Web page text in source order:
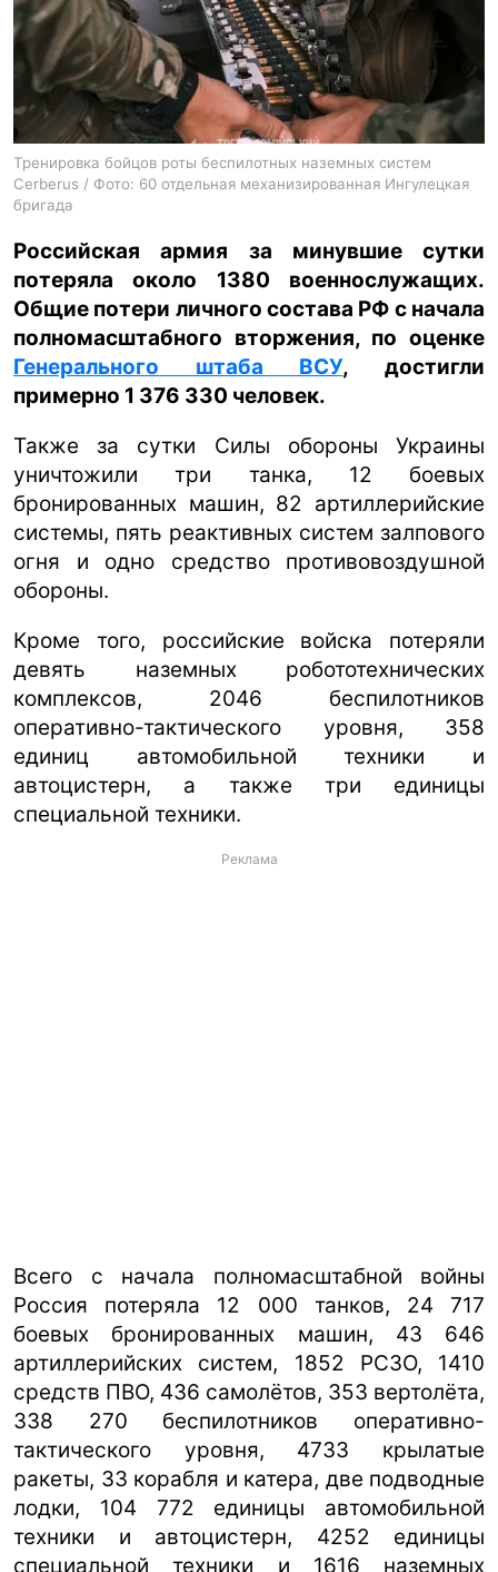
ua ru en
Тренировка бойцов роты беспилотных наземных систем
Cerberus / Фото: 60 отдельная механизированная Ингулецкая
бригада
Российская армия за минувшие сутки
потеряла около 1380 военнослужащих.
Общие потери личного состава РФ с начала
полномасштабного вторжения, по оценке
Генерального штаба ВСУ, достигли
примерно 1 376 330 человек.
Также за сутки Силы обороны Украины
уничтожили три танка, 12 боевых
бронированных машин, 82 артиллерийские
системы, пять реактивных систем залпового
огня и одно средство противовоздушной
обороны.
Кроме того, российские войска потеряли
девять наземных робототехнических
комплексов, 2046 беспилотников
оперативно-тактического уровня, 358
единиц автомобильной техники и
автоцистерн, а также три единицы
специальной техники.
Реклама
Всего с начала полномасштабной войны
Россия потеряла 12 000 танков, 24 717
боевых бронированных машин, 43 646
артиллерийских систем, 1852 РСЗО, 1410
средств ПВО, 436 самолётов, 353 вертолёта,
338 270 беспилотников оперативно-
тактического уровня, 4733 крылатые
ракеты, 33 корабля и катера, две подводные
лодки, 104 772 единицы автомобильной
техники и автоцистерн, 4252 единицы
специальной техники и 1616 наземных